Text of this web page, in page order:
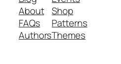
About
FAQs
Authors
Shop
Patterns
Themes